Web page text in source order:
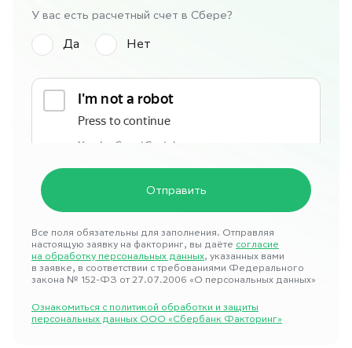
У вас есть расчетный счет в Сбере?
Да Нет
Все поля обязательны для заполнения. Отправляя
настоящую заявку на факторинг, вы даёте согласие
на обработку персональных данных, указанных вами
в заявке, в соответствии с требованиями Федерального
закона № 152-ФЗ от 27.07.2006 «О персональных данных»
Ознакомиться с политикой обработки и защиты
персональных данных ООО «Сбербанк Факторинг»